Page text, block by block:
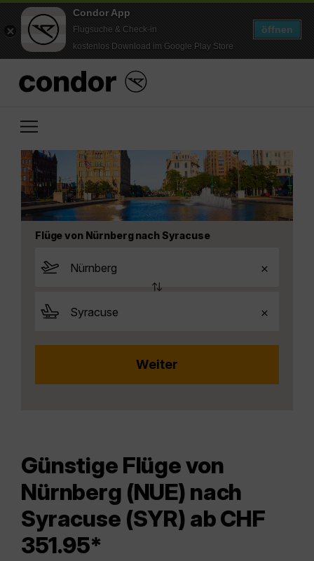
Condor App
Flugsuche & Check-in
kostenlos Download im Google Play Store
öffnen
Flüge von Nürnberg nach Syracuse
Günstige Flüge von
Nürnberg (NUE) nach
Syracuse (SYR) ab CHF
351.95*